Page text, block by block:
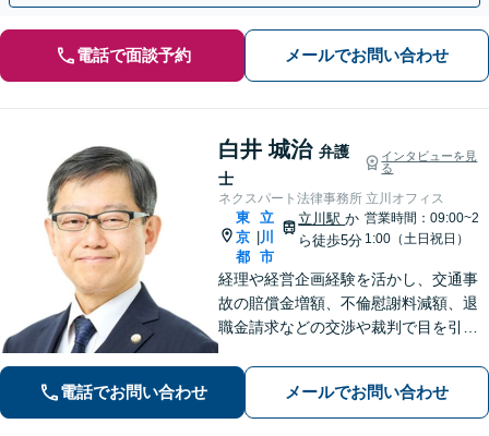
電話で面談予約 メールでお問い合わせ
白井 城治 弁護
士
インタビューを見
る
ネクスパート法律事務所 立川オフィス
東
京
都
立
川
市
立川駅か
ら徒歩5分
営業時間：09:00~2
1:00（土日祝日）
経理や経営企画経験を活かし、交通事
故の賠償金増額、不倫慰謝料減額、退
職金請求などの交渉や裁判で目を引く
す。難しい案件でもわずかな可能性を
見つけて、ご依頼者様を笑顔に導ける
よう全力を尽くします。【初回相談無
電話でお問い合わせ メールでお問い合わせ